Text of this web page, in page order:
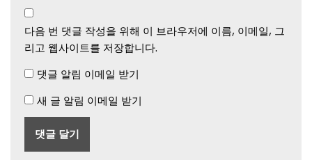
다음 번 댓글 작성을 위해 이 브라우저에 이름, 이메일, 그
리고 웹사이트를 저장합니다.
댓글 알림 이메일 받기
새 글 알림 이메일 받기